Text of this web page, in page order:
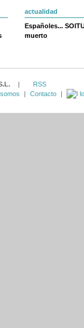
actualidad
Españoles...
muerto
|
RSS
| Contacto |